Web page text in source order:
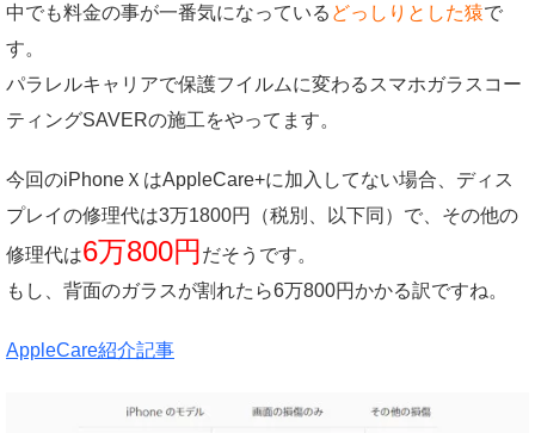
中でも料金の事が一番気になっている どっしりとした猿で
す。
パラレルキャリアで保護フイルムに変わるスマホガラスコー
ティングSAVERの施工をやってます。
今回のiPhoneＸはAppleCare+に加入してない場合、ディス
プレイの修理代は3万1800円（税別、以下同）で、その他の
修理代は6万800円だそうです。
もし、背面のガラスが割れたら6万800円かかる訳ですね。
AppleCare紹介記事